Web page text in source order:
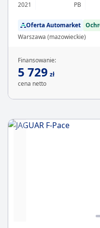
2021 PB
Oferta Automarket
Warszawa (mazowieckie)
Finansowanie:
5 729 zł
cena netto